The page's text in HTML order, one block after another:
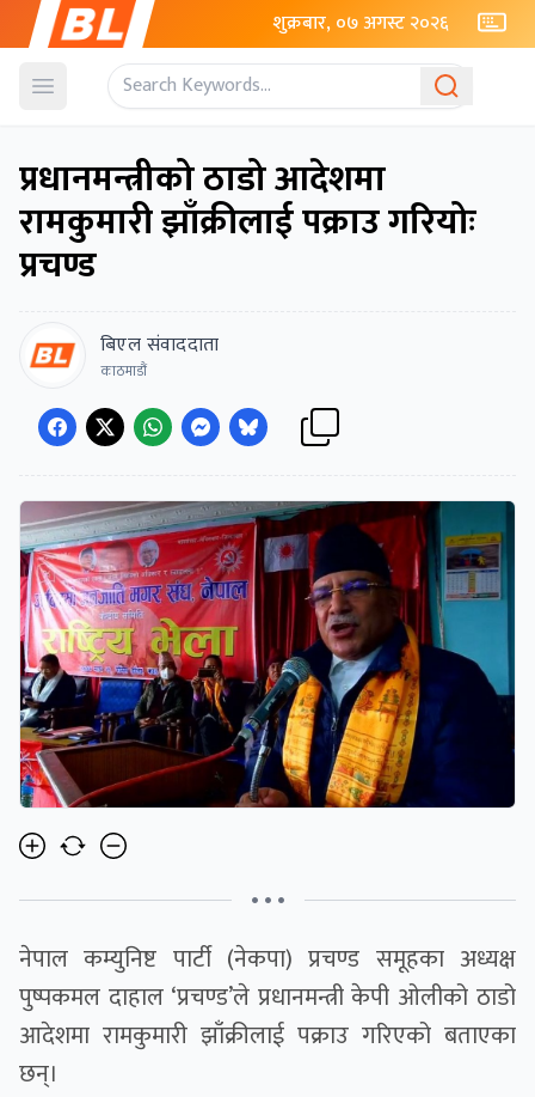
शुक्रबार, ०७ अगस्ट २०२६
Open menu
प्रधानमन्त्रीको ठाडो आदेशमा
रामकुमारी झाँक्रीलाई पक्राउ गरियोः
प्रचण्ड
बिएल संवाददाता
काठमाडौं
• • •
नेपाल कम्युनिष्ट पार्टी (नेकपा) प्रचण्ड समूहका अध्यक्ष
पुष्पकमल दाहाल ‘प्रचण्ड’ले प्रधानमन्त्री केपी ओलीको ठाडो
आदेशमा रामकुमारी झाँक्रीलाई पक्राउ गरिएको बताएका
छन्।